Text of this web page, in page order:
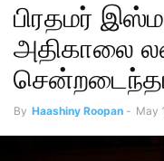
பிரதமர்
அதிகாலை
By Haashiny Roopan - May